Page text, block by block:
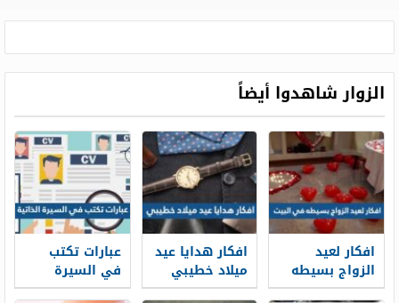
الزوار شاهدوا أيضاً
افكار لعيد
الزواج بسيطه
في البيت 2026
افكار هدايا عيد
ميلاد خطيبي
2026
عبارات تكتب
في السيرة
الذاتية 2025